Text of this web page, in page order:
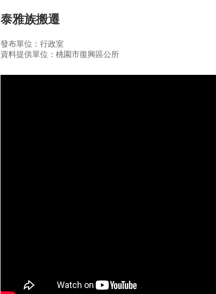
泰雅族搬遷
發布單位：行政室
資料提供單位：桃園市復興區公所